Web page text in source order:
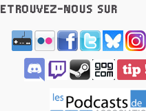
NOUS SUR